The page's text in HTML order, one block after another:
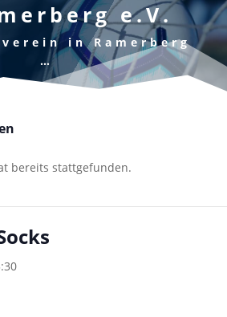
e.V.
in Ramerberg
…
bereits stattgefunden.